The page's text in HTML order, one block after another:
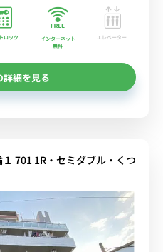
ロック
インターネット
無料
エレベーター
詳細を見る
701 1R・セミダブル・くつ